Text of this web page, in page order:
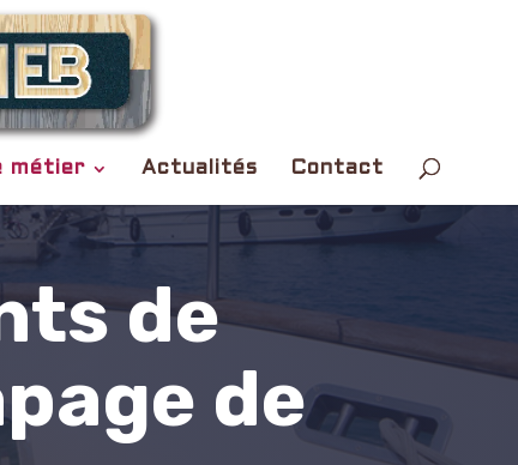
métier Actualités Contact
de
de